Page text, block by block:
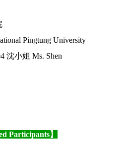
Pingtung University
沈小姐 Ms. Shen
Participants】